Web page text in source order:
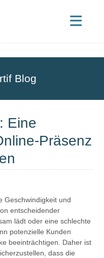
Blog
Eine
Präsenz
Geschwindigkeit und
entscheidender
lädt oder eine schlechte
potenzielle Kunden
beeinträchtigen. Daher ist
dass die